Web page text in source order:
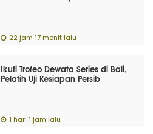
22 jam 17 menit lalu
Ikuti Trofeo Dewata Series di Bali,
Pelatih Uji Kesiapan Persib
1 hari 1 jam lalu